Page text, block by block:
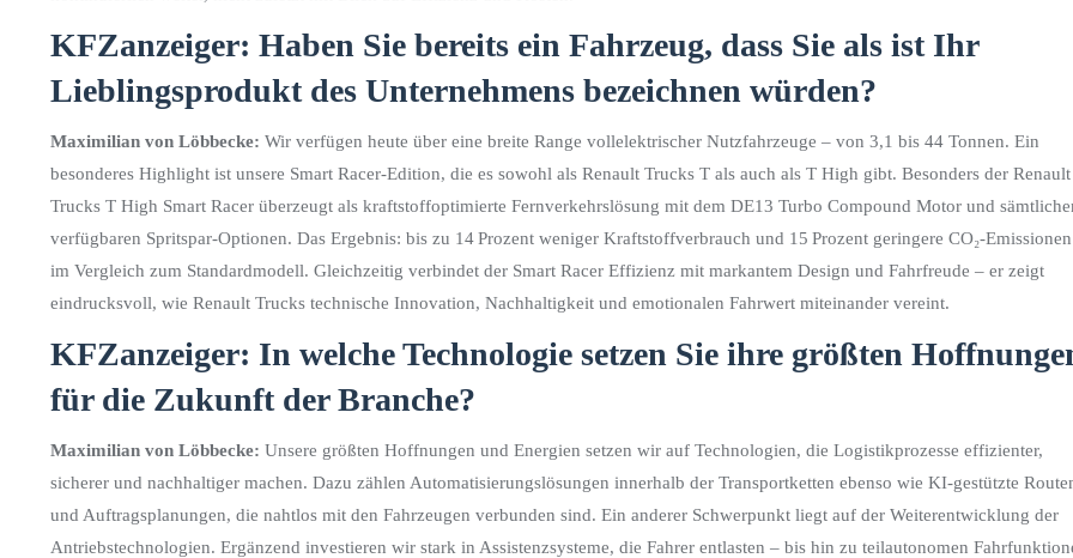
KFZanzeiger: Haben Sie bereits ein Fahrzeug, dass Sie als ist Ihr
Lieblingsprodukt des Unternehmens bezeichnen würden?
Maximilian von Löbbecke: Wir verfügen heute über eine breite Range vollelektrischer Nutzfahrzeuge – von 3,1 bis 44 Tonnen. Ein
besonderes Highlight ist unsere Smart Racer-Edition, die es sowohl als Renault Trucks T als auch als T High gibt. Besonders der Renault
Trucks T High Smart Racer überzeugt als kraftstoffoptimierte Fernverkehrslösung mit dem DE13 Turbo Compound Motor und
verfügbaren Spritspar-Optionen. Das Ergebnis: bis zu 14 Prozent weniger Kraftstoffverbrauch und 15 Prozent geringere CO₂-Emissionen
im Vergleich zum Standardmodell. Gleichzeitig verbindet der Smart Racer Effizienz mit markantem Design und Fahrfreude – er zeigt
eindrucksvoll, wie Renault Trucks technische Innovation, Nachhaltigkeit und emotionalen Fahrwert miteinander vereint.
KFZanzeiger: In welche Technologie setzen Sie ihre größten
für die Zukunft der Branche?
Maximilian von Löbbecke: Unsere größten Hoffnungen und Energien setzen wir auf Technologien, die Logistikprozesse effizienter,
sicherer und nachhaltiger machen. Dazu zählen Automatisierungslösungen innerhalb der Transportketten ebenso wie KI-gestützte
und Auftragsplanungen, die nahtlos mit den Fahrzeugen verbunden sind. Ein anderer Schwerpunkt liegt auf der Weiterentwicklung der
Antriebstechnologien. Ergänzend investieren wir stark in Assistenzsysteme, die Fahrer entlasten – bis hin zu teilautonomen